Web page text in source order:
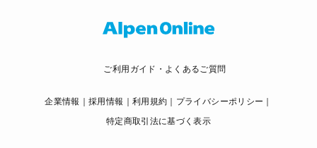
ご利用ガイド・よくあるご質問
企業情報 採用情報 利用規約
プライバシーポリシー
特定商取引法に基づく表示